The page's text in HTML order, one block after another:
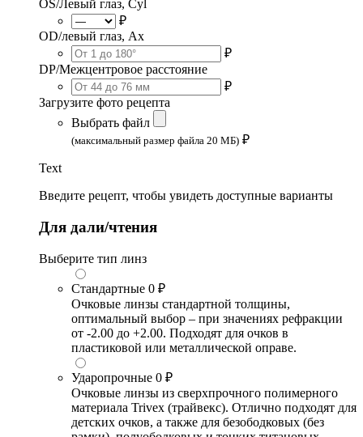
OS/Левый глаз, Cyl
₽
OD/левый глаз, Ax
₽
DP/Межцентровое расстояние
₽
Загрузите фото рецепта
Выбрать файл
(максимальный размер файла 20 МБ) ₽
Text
Введите рецепт, чтобы увидеть доступные варианты
Для дали/чтения
Выберите тип линз
Стандартные 0 ₽
Очковые линзы стандартной толщины,
оптимальный выбор – при значениях рефракции
от -2.00 до +2.00. Подходят для очков в
пластиковой или металлической оправе.
Ударопрочные 0 ₽
Очковые линзы из сверхпрочного полимерного
материала Trivex (трайвекс). Отлично подходят для
детских очков, а также для безободковых (без